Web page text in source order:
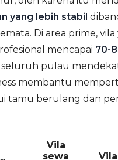
yang lebih stabil
Di area prime, vila
mencapai 70-
seluruh pulau
membantu
tamu berulang dan
Vila
sewa